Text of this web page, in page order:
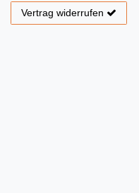
Vertrag widerrufen